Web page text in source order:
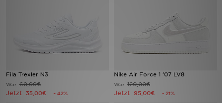
Fila Trexler N3
War60,00€
Jetzt 35,00€ - 42%
Nike Air Force 1 '07 LV8
War120,00€
Jetzt 95,00€ - 21%
Filialfinder
Mein JD
Meine Nachrichten
Bestellverfolgung